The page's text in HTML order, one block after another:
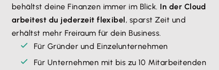
behältst deine Finanzen immer im Blick. In der Cloud
arbeitest du jederzeit flexibel, sparst Zeit und
erhältst mehr Freiraum für dein Business.
Für Gründer und Einzelunternehmen
Für Unternehmen mit bis zu 10 Mitarbeitenden